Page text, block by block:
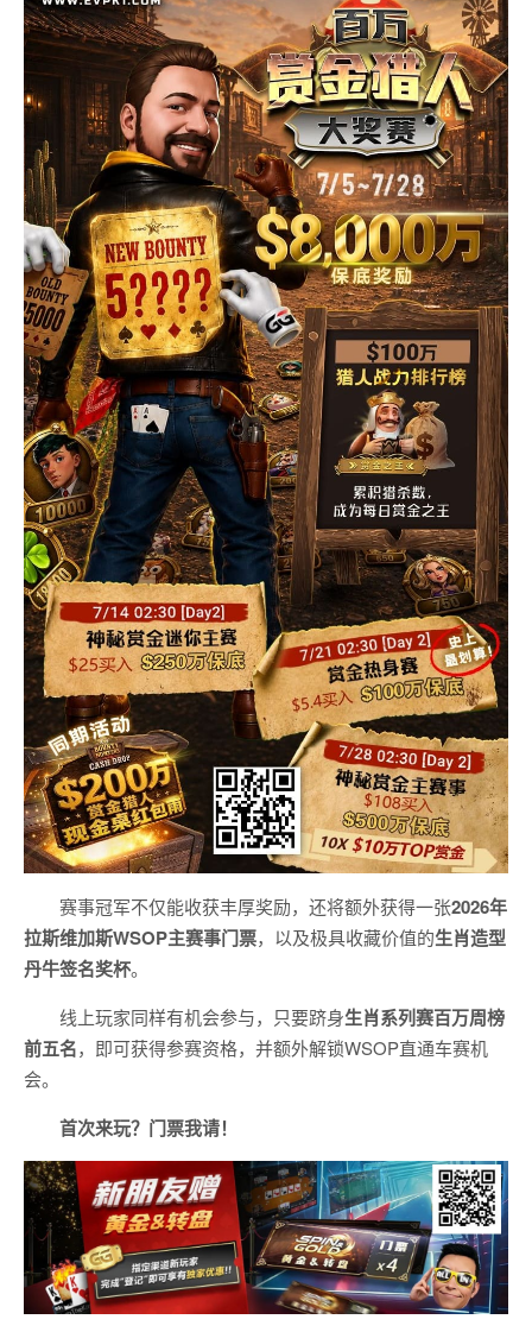
赛事冠军不仅能收获丰厚奖励，还将额外获得一张2026年
拉斯维加斯WSOP主赛事门票，以及极具收藏价值的生肖造型
丹牛签名奖杯。
线上玩家同样有机会参与，只要跻身生肖系列赛百万周榜
前五名，即可获得参赛资格，并额外解锁WSOP直通车赛机
会。
首次来玩？门票我请！